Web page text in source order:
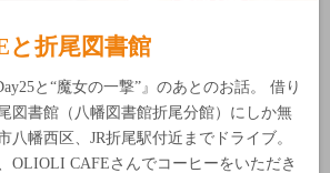
折尾図書館
と“魔女の一撃”』のあとのお話。 借り
図書館（八幡図書館折尾分館）にしか無
八幡西区、JR折尾駅付近までドライブ。
OLIOLI CAFEさんでコーヒーをいただき